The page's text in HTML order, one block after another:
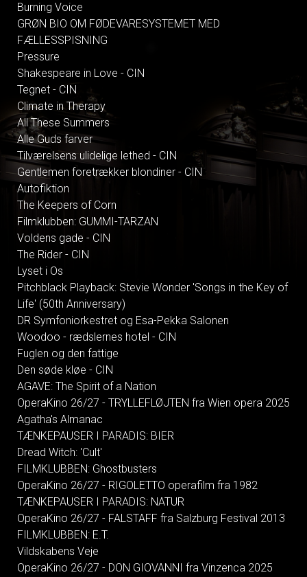
Burning Voice
GRØN BIO OM FØDEVARESYSTEMET MED
FÆLLESSPISNING
Pressure
Shakespeare in Love - CIN
Tegnet - CIN
Climate in Therapy
All These Summers
Alle Guds farver
Tilværelsens ulidelige lethed - CIN
Gentlemen foretrækker blondiner - CIN
Autofiktion
The Keepers of Corn
Filmklubben: GUMMI-TARZAN
Voldens gade - CIN
The Rider - CIN
Lyset i Os
Pitchblack Playback: Stevie Wonder 'Songs in the Key of
Life' (50th Anniversary)
DR Symfoniorkestret og Esa-Pekka Salonen
Woodoo - rædslernes hotel - CIN
Fuglen og den fattige
Den søde kløe - CIN
AGAVE: The Spirit of a Nation
OperaKino 26/27 - TRYLLEFLØJTEN fra Wien opera 2025
Agatha's Almanac
TÆNKEPAUSER I PARADIS: BIER
Dread Witch: 'Cult'
FILMKLUBBEN: Ghostbusters
OperaKino 26/27 - RIGOLETTO operafilm fra 1982
TÆNKEPAUSER I PARADIS: NATUR
OperaKino 26/27 - FALSTAFF fra Salzburg Festival 2013
FILMKLUBBEN: E.T.
Vildskabens Veje
OperaKino 26/27 - DON GIOVANNI fra Vinzenca 2025